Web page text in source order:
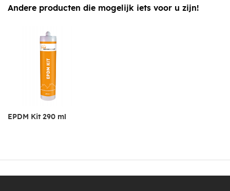
Andere producten die mogelijk iets voor u zijn!
EPDM Kit 290 ml